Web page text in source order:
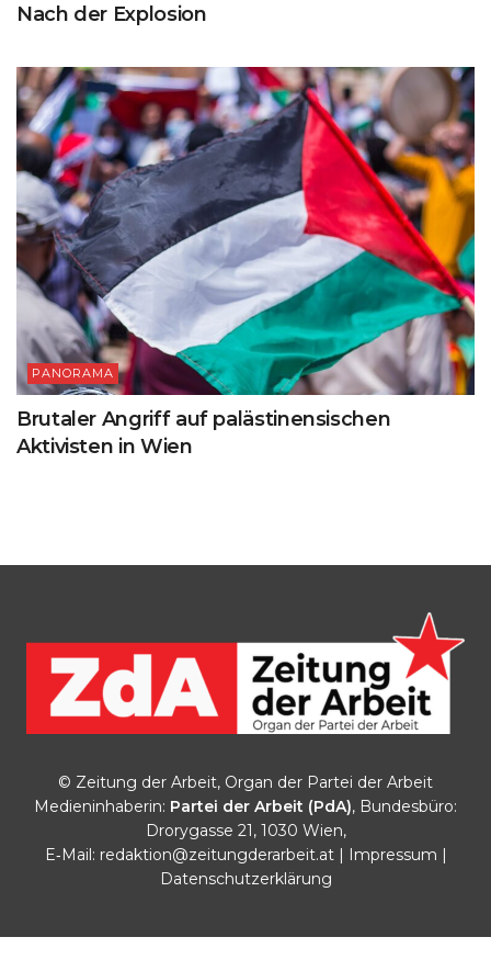
Nach der Explosion
PANORAMA
Brutaler Angriff auf palästinensischen
Aktivisten in Wien
© Zeitung der Arbeit, Organ der Partei der Arbeit
Medieninhaberin: Partei der Arbeit (PdA), Bundesbüro:
Drorygasse 21, 1030 Wien,
E‑Mail: redaktion@zeitungderarbeit.at| Impressum |
Datenschutzerklärung